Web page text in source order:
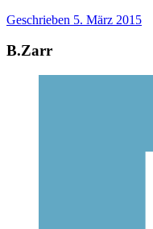
Geschrieben 5. März 2015
B.Zarr